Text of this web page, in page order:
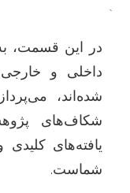
`
در این قسمت،
داخلی و
شده‌اند،
شکاف‌های
یافته‌های
شماست.